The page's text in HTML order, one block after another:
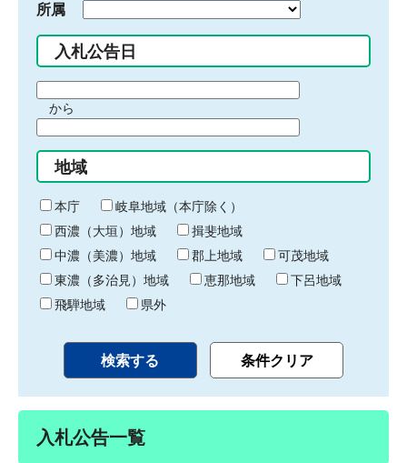
所属
入札公告日
間
始
り
から
間
終
わ
り
地域
本庁
岐阜地域（本庁除く）
西濃（大垣）地域
揖斐地域
中濃（美濃）地域
郡上地域
可茂地域
東濃（多治見）地域
恵那地域
下呂地域
飛騨地域
県外
入札公告一覧